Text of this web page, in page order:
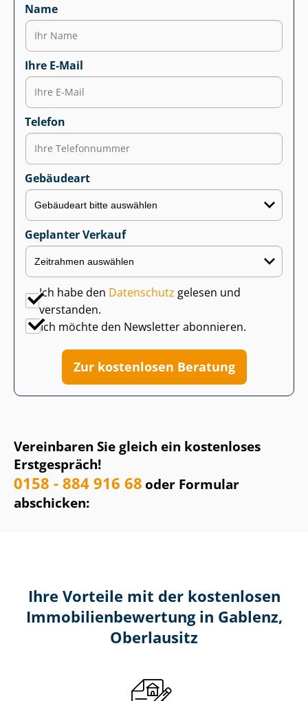
Vereinbaren Sie gleich ein kostenloses
Erstgespräch!
0158 - 884 916 68oder Formular
abschicken:
Name
Ihre E-Mail
Telefon
Gebäudeart
Geplanter Verkauf
Ich habe den Datenschutz gelesen und
verstanden.
Ich möchte den Newsletter abonnieren.
Zur kostenlosen Beratung
Ihre Vorteile mit der kostenlosen
Im­mo­bi­li­en­be­wer­tung in Gablenz,
Oberlausitz